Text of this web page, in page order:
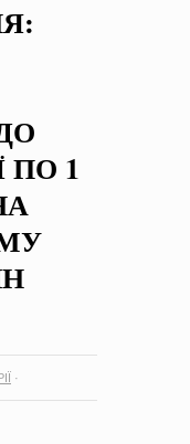
про збір ідей
ПО 1
·